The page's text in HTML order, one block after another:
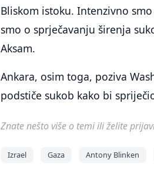
Bliskom istoku. Intenzivno
smo o sprječavanju širenja
Aksam.
Ankara, osim toga, poziva
podstiče sukob kako bi
Znate nešto više o temi ili želite
Izrael Gaza Antony Blinken